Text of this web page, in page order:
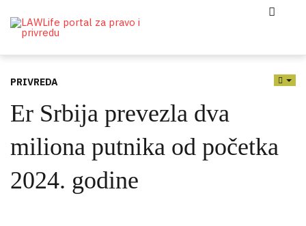
PRIVREDA
Er Srbija prevezla dva
miliona putnika od početka
2024. godine